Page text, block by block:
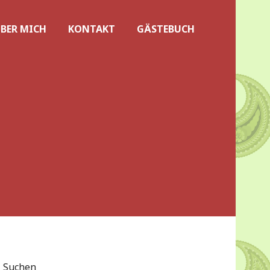
MICH KONTAKT GÄSTEBUCH
Suchen